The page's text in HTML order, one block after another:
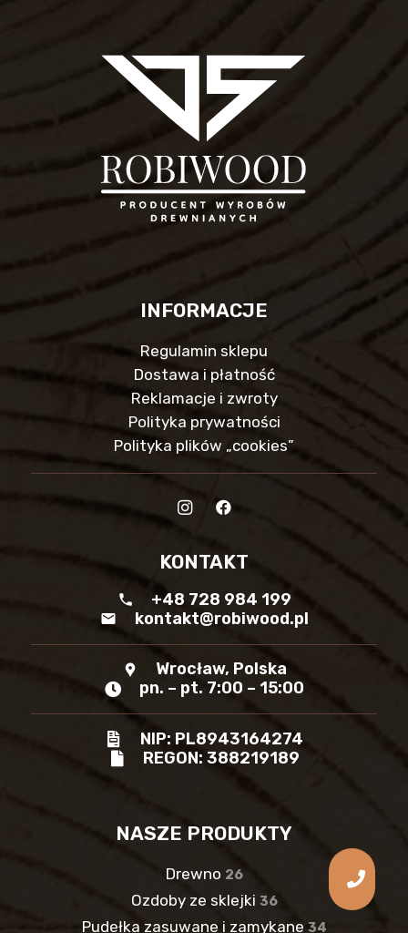
INFORMACJE
Regulamin sklepu
Dostawa i płatność
Reklamacje i zwroty
Polityka prywatności
Polityka plików „cookies”
KONTAKT
phone +48 728 984 199
mail kontakt@robiwood.pl
location_pin
Wrocław, Polska
pn. – pt. 7:00 – 15:00
NIP: PL8943164274
REGON: 388219189
NASZE PRODUKTY
Drewno 26
Ozdoby ze sklejki 36
Pudełka zasuwane i zamykane 34